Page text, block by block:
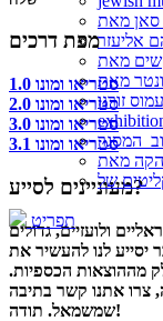
אליעזר
זורנו
תפריט
מפת דרכים
סטריאו ומונו 1.0
סטריאו ומונו 2.0
סטריאו ומונו 3.0
סטריאו ומונו 3.1
מעוניינים לסייע?
ולועזיים, גדולים
יסייע לנו להעשיר את
מההוצאות הכספיות.
צרו אתנו קשר בתיבה
שמשמאל. תודה!